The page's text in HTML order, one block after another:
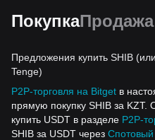
ПокупкаПродажа
Предложения купить SHIB
Tenge)
P2P-торговля на Bitget в
прямую покупку SHIB за KZT.
купить USDT в разделе P2P-
SHIB за USDT через